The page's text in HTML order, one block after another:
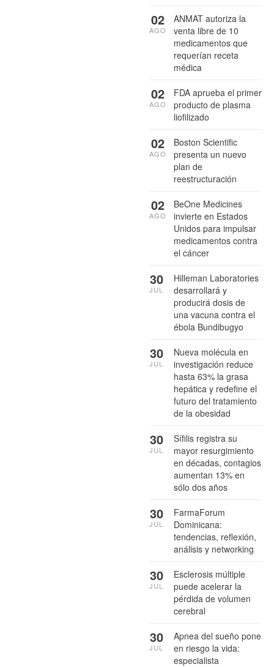
ANMAT autoriza la
venta libre de 10
medicamentos que
requerían receta
médica
02
AGO
FDA aprueba el primer
producto de plasma
liofilizado
02
AGO
Boston Scientific
presenta un nuevo
plan de
reestructuración
02
AGO
BeOne Medicines
invierte en Estados
Unidos para impulsar
medicamentos contra
el cáncer
02
AGO
Hilleman Laboratories
desarrollará y
producirá dosis de
una vacuna contra el
ébola Bundibugyo
30
JUL
Nueva molécula en
investigación reduce
hasta 63% la grasa
hepática y redefine el
futuro del tratamiento
de la obesidad
30
JUL
Sífilis registra su
mayor resurgimiento
en décadas, contagios
aumentan 13% en
sólo dos años
30
JUL
FarmaForum
Dominicana:
tendencias, reflexión,
análisis y networking
30
JUL
Esclerosis múltiple
puede acelerar la
pérdida de volumen
cerebral
30
JUL
Apnea del sueño pone
en riesgo la vida:
especialista
30
JUL